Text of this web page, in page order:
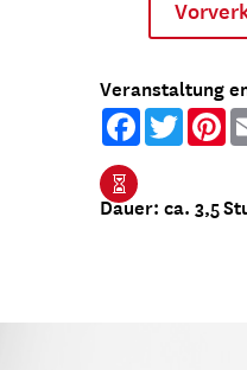
Veranstaltung
Facebook
Twitter

Dauer: ca. 3,5